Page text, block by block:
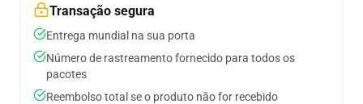
Transação segura
Entrega mundial na sua porta
Número de rastreamento fornecido para todos os
pacotes
Reembolso total se o produto não for recebido